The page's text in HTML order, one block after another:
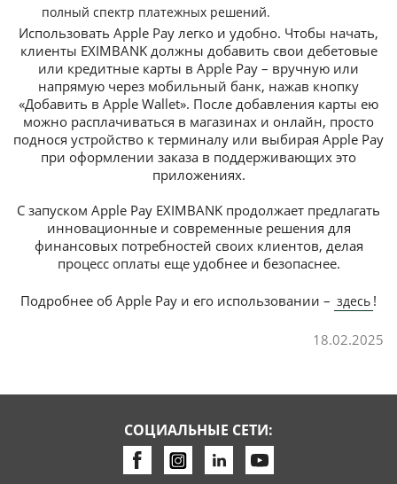
полный спектр платежных решений.
Использовать Apple Pay легко и удобно. Чтобы начать,
клиенты EXIMBANK должны добавить свои дебетовые
или кредитные карты в Apple Pay – вручную или
напрямую через мобильный банк, нажав кнопку
«Добавить в Apple Wallet». После добавления карты ею
можно расплачиваться в магазинах и онлайн, просто
поднося устройство к терминалу или выбирая Apple Pay
при оформлении заказа в поддерживающих это
приложениях.
С запуском Apple Pay EXIMBANK продолжает предлагать
инновационные и современные решения для
финансовых потребностей своих клиентов, делая
процесс оплаты еще удобнее и безопаснее.
Подробнее об Apple Pay и его использовании – здесь !
18.02.2025
СОЦИАЛЬНЫЕ СЕТИ: